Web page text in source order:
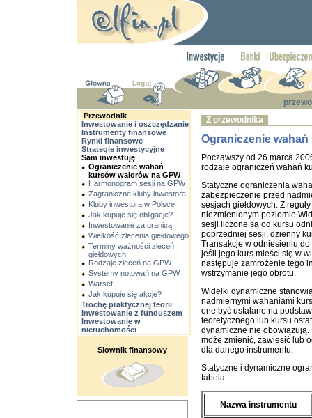
Przewodnik
Inwestowanie i oszczędzanie
Instrumenty finansowe
Rynki finansowe
Strategie inwestycyjne
Sam inwestuję
Ograniczenie wahań
kursów walorów na GPW
Harmonogram sesji na GPW
Zagraniczne kluby inwestora
Kluby inwestora w Polsce
Jak kupuje się obligacje?
Inwestowanie za granicą
Wielkość zlecenia giełdowego
Terminy ważności zleceń
giełdowych
Rodzaje zleceń na GPW
Systemy notowań na GPW
Warset
Jak kupuje się akcje?
Trochę praktycznej teorii
Inwestowanie z funduszem
Inwestowanie w
nieruchomości
Słownik finansowy
Z przewodnika
Ograniczenie
Począwszy od 26 marca
rodzaje ograniczeń wahań
Statyczne ograniczenia
zabezpieczenie przed
sesjach giełdowych. Z
niezmienionym
sesji liczone są od kursu
poprzedniej sesji, dzienny
Transakcje w odniesieniu
jeśli jego kurs mieści się w
następuje zamrożenie tego
wstrzymanie jego obrotu.
Widełki dynamiczne
nadmiernymi wahaniami
one być ustalane na
teoretycznego lub kursu
dynamiczne nie obowiązują.
może zmienić, zawiesić lub
dla danego instrumentu.
Statyczne i dynamiczne
tabela
Nazwa instrumentu